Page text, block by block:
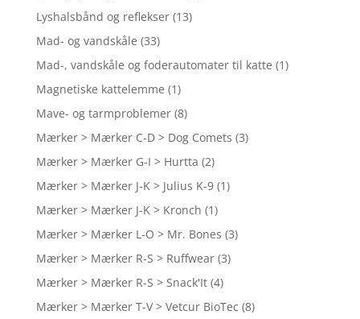
Lyshalsbånd og reflekser (13)
Mad- og vandskåle (33)
Mad-, vandskåle og foderautomater til katte (1)
Magnetiske kattelemme (1)
Mave- og tarmproblemer (8)
Mærker > Mærker C-D > Dog Comets (3)
Mærker > Mærker G-I > Hurtta (2)
Mærker > Mærker J-K > Julius K-9 (1)
Mærker > Mærker J-K > Kronch (1)
Mærker > Mærker L-O > Mr. Bones (3)
Mærker > Mærker R-S > Ruffwear (3)
Mærker > Mærker R-S > Snack'It (4)
Mærker > Mærker T-V > Vetcur BioTec (8)